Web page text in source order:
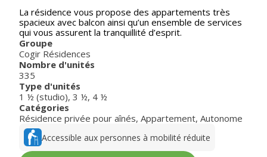
La résidence vous propose des appartements très
spacieux avec balcon ainsi qu’un ensemble de services
qui vous assurent la tranquillité d’esprit.
Groupe
Cogir Résidences
Nombre d'unités
335
Type d'unités
1 ½ (studio), 3 ½, 4 ½
Catégories
Résidence privée pour aînés, Appartement, Autonome
Accessible aux personnes à mobilité réduite